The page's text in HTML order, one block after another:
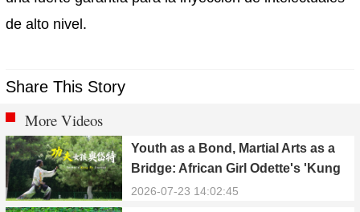
de alto nivel.
Share This Story
More Videos
Youth as a Bond, Martial Arts as a
Bridge: African Girl Odette's 'Kung
Fu Dream'
2026-07-23 14:02:45